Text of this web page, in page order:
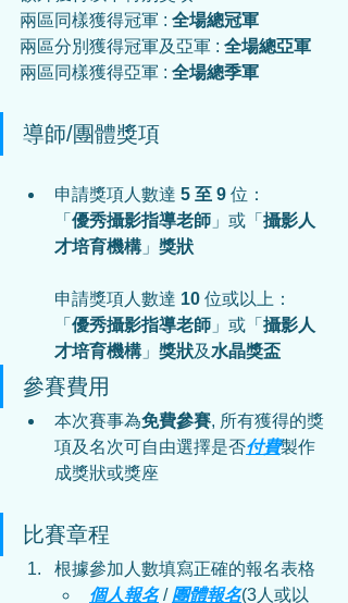
兩區同樣獲得冠軍 : 全場總冠軍
兩區分別獲得冠軍及亞軍 : 全場總亞軍
兩區同樣獲得亞軍 : 全場總季軍
導師/團體獎項
申請獎項人數達 5 至 9 位：
「 優秀攝影指導老師 」或「 攝影人
才培育機構 」 獎狀
申請獎項人數達 10 位或以上：
「 優秀攝影指導老師 」或「 攝影人
才培育機構 」 獎狀及 水晶獎盃
參賽費用
本次賽事為免費參賽, 所有獲得的獎
項及名次可自由選擇是否付費製作
成獎狀或獎座
比賽章程
根據參加人數填寫正確的報名表格
個人報名 / 團體報名(3人或以